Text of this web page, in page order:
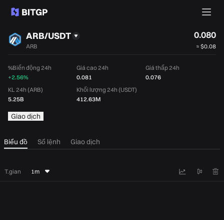
ARB/USDT
ARB
0.080
≈ $0.08
%Biến động 24h
+2.56%
Giá cao 24h
0.081
Giá thấp 24h
0.076
KL 24h (ARB)
5.25B
Khối lượng 24h (USDT)
412.63M
Giao dịch
Biểu đồ Sổ lệnh Giao dịch
T.gian 1m